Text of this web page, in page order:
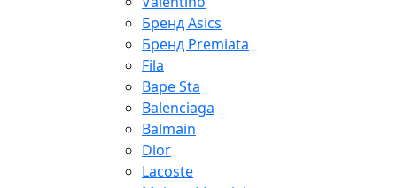
Бренд Asics
Бренд Premiata
Fila
Bape Sta
Balenciaga
Balmain
Dior
Lacoste